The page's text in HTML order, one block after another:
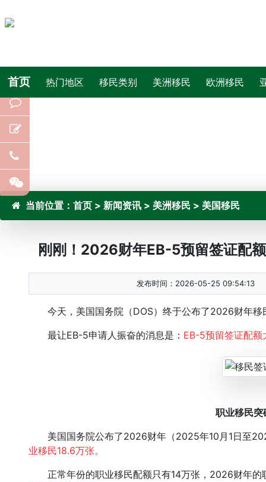
首页 热门地区 移民类别 美洲移民 欧洲移民
当前位置： 首页 > 新闻资讯 > 美洲移民 > 美国移民
刚刚！2026财年EB-5预留签证配
发布时间：2026-05-25 09:54:13
今天，美国国务院（DOS）终于公布了2026财年移
最让EB-5申请人振奋的消息是： EB-5预留签证配
职业移民突
美国国务院公布了2026财年（2025年10月1日至
业移民18.6万张。
正常年份的职业移民配额只有14万张，2026财年的